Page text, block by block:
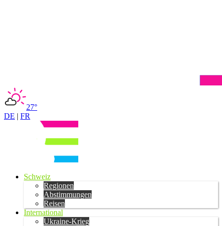
27°
DE | FR
Schweiz
Regionen
Abstimmungen
Reisen
International
Ukraine-Krieg